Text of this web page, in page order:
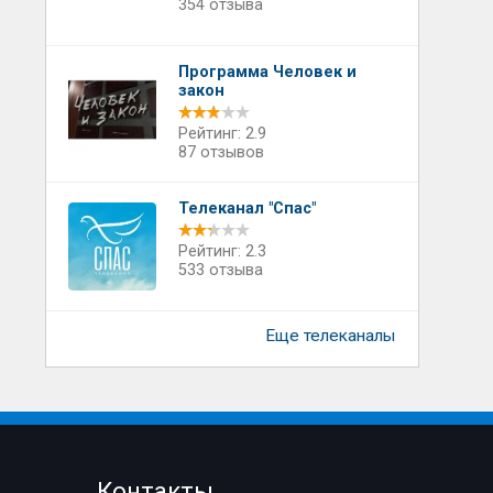
354 отзыва
Программа Человек и
закон
Рейтинг: 2.9
87 отзывов
Телеканал "Спас"
Рейтинг: 2.3
533 отзыва
Еще телеканалы